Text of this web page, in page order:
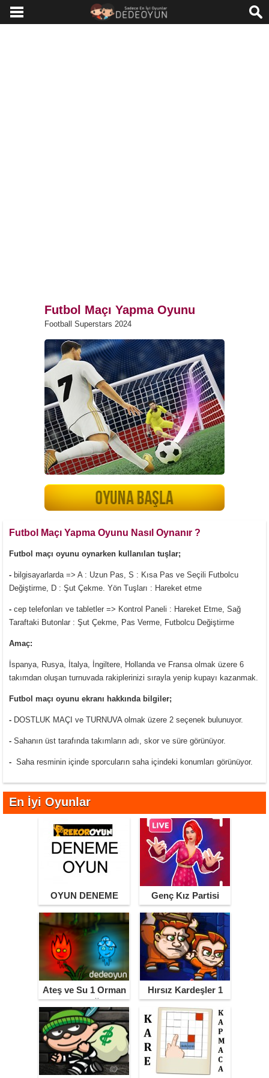
Futbol Maçı Yapma Oyunu
Football Superstars 2024
Futbol Maçı Yapma Oyunu Nasıl Oynanır ?
Futbol maçı oyunu oynarken kullanılan tuşlar;
- bilgisayarlarda => A : Uzun Pas, S : Kısa Pas ve Seçili Futbolcu
Değiştirme, D : Şut Çekme. Yön Tuşları : Hareket etme
- cep telefonları ve tabletler => Kontrol Paneli : Hareket Etme, Sağ
Taraftaki Butonlar : Şut Çekme, Pas Verme, Futbolcu Değiştirme
Amaç:
İspanya, Rusya, İtalya, İngiltere, Hollanda ve Fransa olmak üzere 6
takımdan oluşan turnuvada rakiplerinizi sırayla yenip kupayı kazanmak.
Futbol maçı oyunu ekranı hakkında bilgiler;
- DOSTLUK MAÇI ve TURNUVA olmak üzere 2 seçenek bulunuyor.
- Sahanın üst tarafında takımların adı, skor ve süre görünüyor.
- Saha resminin içinde sporcuların saha içindeki konumları görünüyor.
En İyi Oyunlar
OYUN DENEME Genç Kız Partisi
Ateş ve Su 1 Orman
Tapınağı
Hırsız Kardeşler 1